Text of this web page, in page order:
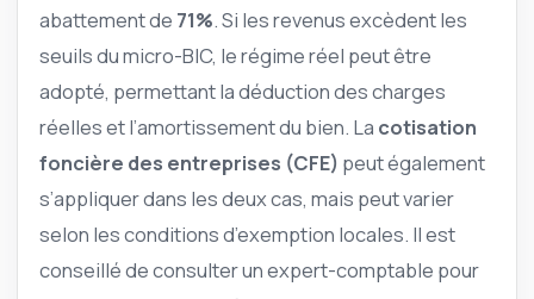
abattement de 71%. Si les revenus excèdent les
seuils du micro-BIC, le régime réel peut être
adopté, permettant la déduction des charges
réelles et l’amortissement du bien. La cotisation
foncière des entreprises (CFE) peut également
s’appliquer dans les deux cas, mais peut varier
selon les conditions d’exemption locales. Il est
conseillé de consulter un expert-comptable pour